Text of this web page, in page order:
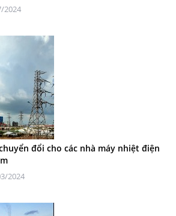
2024
đổi cho các nhà máy nhiệt điện
2024